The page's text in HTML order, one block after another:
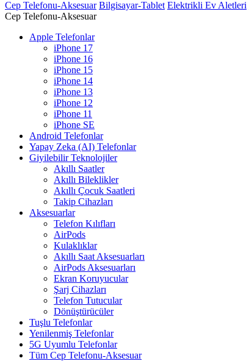
Cep Telefonu-Aksesuar Bilgisayar-Tablet Elektrikli Ev Aletleri
Cep Telefonu-Aksesuar
Apple Telefonlar
iPhone 17
iPhone 16
iPhone 15
iPhone 14
iPhone 13
iPhone 12
iPhone 11
iPhone SE
Android Telefonlar
Yapay Zeka (AI) Telefonlar
Giyilebilir Teknolojiler
Akıllı Saatler
Akıllı Bileklikler
Akıllı Çocuk Saatleri
Takip Cihazları
Aksesuarlar
Telefon Kılıfları
AirPods
Kulaklıklar
Akıllı Saat Aksesuarları
AirPods Aksesuarları
Ekran Koruyucular
Şarj Cihazları
Telefon Tutucular
Dönüştürücüler
Tuşlu Telefonlar
Yenilenmiş Telefonlar
5G Uyumlu Telefonlar
Tüm Cep Telefonu-Aksesuar